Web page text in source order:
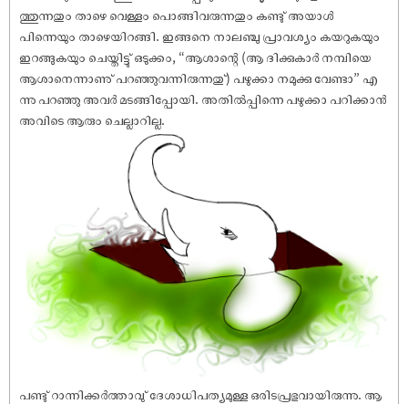
ത്തുന്നതും താഴെ വെള്ളം പൊങ്ങിവരുന്നതും കണ്ടു് അയാൾ
പിന്നെയും താഴെയിറങ്ങി. ഇങ്ങനെ നാലഞ്ചു പ്രാവശ്യം കയറുകയും
ഇറങ്ങുകയും ചെയ്തിട്ടു് ഒടുക്കം, “ആശാന്റെ (ആ ദിക്കുകാർ നമ്പിയെ
ആശാനെന്നാണു് പറഞ്ഞുവന്നിരുന്നതു്) പഴുക്കാ നമുക്കു വേണ്ടാ” എ
ന്നു പറഞ്ഞു അവർ മടങ്ങിപ്പോയി. അതിൽപ്പിന്നെ പഴുക്കാ പറിക്കാൻ
അവിടെ ആരും ചെല്ലാറില്ല.
പണ്ടു് റാന്നിക്കർത്താവു് ദേശാധിപത്യമുള്ള ഒരിടപ്രഭുവായിരുന്നു. ആ